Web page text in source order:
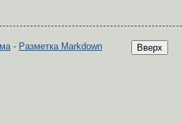
Вверх
- Разметка Markdown